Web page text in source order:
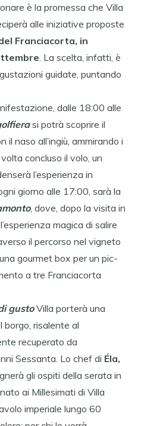
è la promessa che Villa
alle iniziative proposte
Franciacorta, in
. La scelta, infatti, è
guidate, puntando
dalle 18:00 alle
si potrà scoprire il
il naso all’ingiù, ammirando i
concluso il volo, un
l’esperienza in
giorno alle 17:00, sarà la
, dove, dopo la visita in
magica di salire
il percorso nel vigneto
gourmet box per un pic-
a tre Franciacorta
gustoVilla porterà una
borgo, risalente al
recuperato da
Sessanta. Lo chef di Éla,
gli ospiti della serata in
ai Millesimati di Villa
imperiale lungo 60